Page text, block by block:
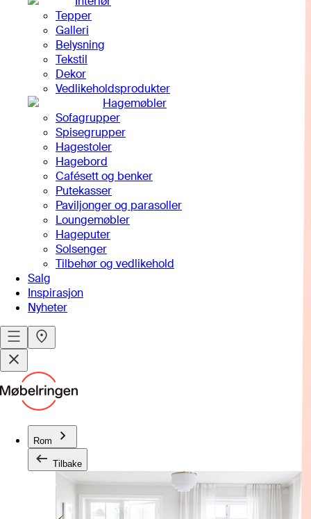
Tepper
Galleri
Belysning
Tekstil
Dekor
Vedlikeholdsprodukter
Hagemøbler
Sofagrupper
Spisegrupper
Hagestoler
Hagebord
Cafésett og benker
Putekasser
Paviljonger og parasoller
Loungemøbler
Hageputer
Solsenger
Tilbehør og vedlikehold
Salg
Inspirasjon
Nyheter
Rom
Tilbake